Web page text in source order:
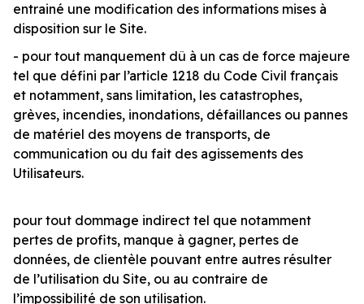
entrainé une modification des informations mises à
disposition sur le Site.
- pour tout manquement dû à un cas de force majeure
tel que défini par l’article 1218 du Code Civil français
et notamment, sans limitation, les catastrophes,
grèves, incendies, inondations, défaillances ou pannes
de matériel des moyens de transports, de
communication ou du fait des agissements des
Utilisateurs.
pour tout dommage indirect tel que notamment
pertes de profits, manque à gagner, pertes de
données, de clientèle pouvant entre autres résulter
de l’utilisation du Site, ou au contraire de
l’impossibilité de son utilisation.